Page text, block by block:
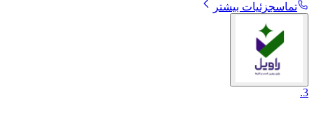
تماسجزئیات بیشتر
3
.